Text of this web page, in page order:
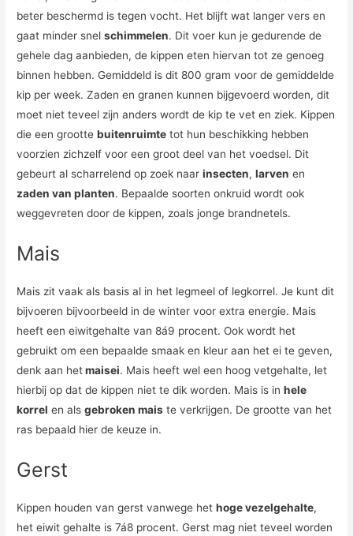
beter beschermd is tegen vocht. Het blijft wat langer vers en
gaat minder snelschimmelen. Dit voer kun je gedurende de
gehele dag aanbieden, de kippen eten hiervan tot ze genoeg
binnen hebben. Gemiddeld is dit 800 gram voor de gemiddelde
kip per week. Zaden en granen kunnen bijgevoerd worden, dit
moet niet teveel zijn anders wordt de kip te vet en ziek. Kippen
die een groottebuitenruimte tot hun beschikking hebben
voorzien zichzelf voor een groot deel van het voedsel. Dit
gebeurt al scharrelend op zoek naarinsecten,larven en
zaden van planten. Bepaalde soorten onkruid wordt ook
weggevreten door de kippen, zoals jonge brandnetels.
Mais
Mais zit vaak als basis al in het legmeel of legkorrel. Je kunt dit
bijvoeren bijvoorbeeld in de winter voor extra energie. Mais
heeft een eiwitgehalte van 8á9 procent. Ook wordt het
gebruikt om een bepaalde smaak en kleur aan het ei te geven,
denk aan hetmaisei. Mais heeft wel een hoog vetgehalte, let
hierbij op dat de kippen niet te dik worden. Mais is inhele
korrel en alsgebroken mais te verkrijgen. De grootte van het
ras bepaald hier de keuze in.
Gerst
Kippen houden van gerst vanwege hethoge vezelgehalte,
het eiwit gehalte is 7á8 procent. Gerst mag niet teveel worden